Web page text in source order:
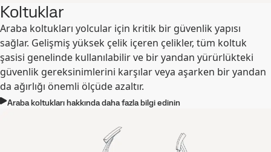
Koltuklar
Araba koltukları yolcular için kritik bir güvenlik yapısı
sağlar. Gelişmiş yüksek çelik içeren çelikler, tüm koltuk
şasisi genelinde kullanılabilir ve bir yandan yürürlükteki
güvenlik gereksinimlerini karşılar veya aşarken bir yandan
da ağırlığı önemli ölçüde azaltır.
Araba koltukları hakkında daha fazla bilgi edinin